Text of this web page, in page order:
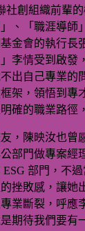
社創組織前輩
、「職涯導師
金會的執行長
李情受到啟發
出自己專業的
架，領悟到專
確的職業路徑
，陳映汝也曾
部門做專案經
部門，不
挫敗感，讓她
專業斷裂，呼
期待我們要有